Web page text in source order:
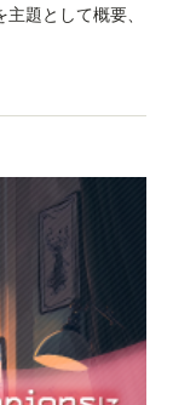
題として概要、